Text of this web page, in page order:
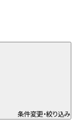
条件変更・絞り込み